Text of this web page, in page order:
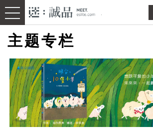
主题专栏